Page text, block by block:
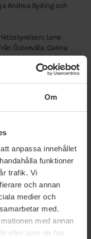
Om
anpassa innehållet
funktioner
trafik. Vi
och annan
medier och
med.
med annan
eller som de har
Andrea Byding och
Lene
Östervåla, Carina
Nordberg från Bålsta
är också Hans
med
med och tar ansvar
6 av länets
för
varmaste tack till